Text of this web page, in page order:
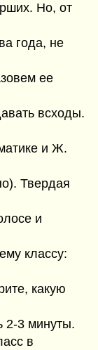
Но, от
года, не
ее
всходы.
и Ж.
Твердая
и
классу:
какую
2-3 минуты.
в